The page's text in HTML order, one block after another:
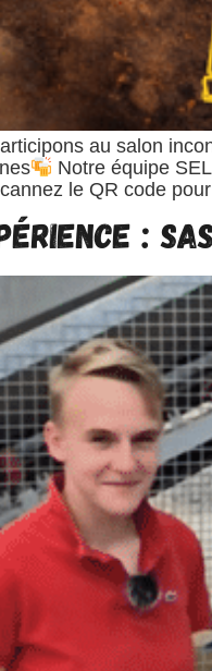
au salon
Notre équipe
le QR code
: